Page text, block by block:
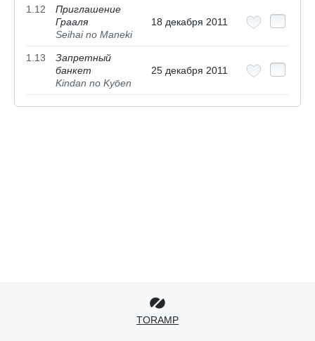
1.12
Приглашение
Грааля
Seihai no Maneki
18 декабря 2011
1.13
Запретный
банкет
Kindan no Kyōen
25 декабря 2011
TORAMP